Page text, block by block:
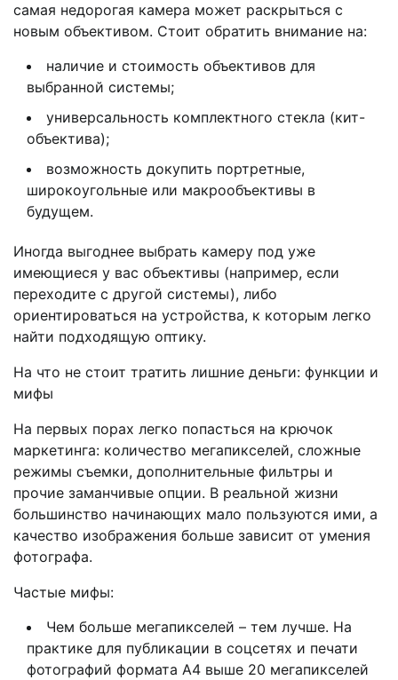
самая недорогая камера может раскрыться с
новым объективом. Стоит обратить внимание на:
наличие и стоимость объективов для
выбранной системы;
универсальность комплектного стекла (кит-
объектива);
возможность докупить портретные,
широкоугольные или макрообъективы в
будущем.
Иногда выгоднее выбрать камеру под уже
имеющиеся у вас объективы (например, если
переходите с другой системы), либо
ориентироваться на устройства, к которым легко
найти подходящую оптику.
На что не стоит тратить лишние деньги: функции и
мифы
На первых порах легко попасться на крючок
маркетинга: количество мегапикселей, сложные
режимы съемки, дополнительные фильтры и
прочие заманчивые опции. В реальной жизни
большинство начинающих мало пользуются ими, а
качество изображения больше зависит от умения
фотографа.
Частые мифы:
Чем больше мегапикселей – тем лучше. На
практике для публикации в соцсетях и печати
фотографий формата А4 выше 20 мегапикселей